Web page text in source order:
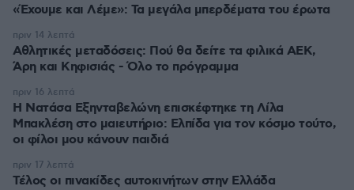
«Έχουμε και Λέμε»: Τα μεγάλα μπερδέματα του έρωτα
Αθλητικές μεταδόσεις: Πού θα δείτε τα φιλικά ΑΕΚ,
Άρη και Κηφισιάς - Όλο το πρόγραμμα
πριν 14 λεπτά
Η Νατάσα Εξηνταβελώνη επισκέφτηκε τη Λίλα
Μπακλέση στο μαιευτήριο: Ελπίδα για τον κόσμο τούτο,
οι φίλοι μου κάνουν παιδιά
πριν 16 λεπτά
Τέλος οι πινακίδες αυτοκινήτων στην Ελλάδα
πριν 17 λεπτά